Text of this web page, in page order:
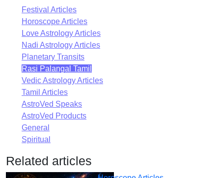
Festival Articles
Horoscope Articles
Love Astrology Articles
Nadi Astrology Articles
Planetary Transits
Rasi Palangal Tamil
Vedic Astrology Articles
Tamil Articles
AstroVed Speaks
AstroVed Products
General
Spiritual
Related articles